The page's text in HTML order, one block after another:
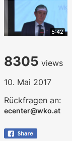
5:42
8305 views
10. Mai 2017
Rückfragen an:
ecenter@wko.at